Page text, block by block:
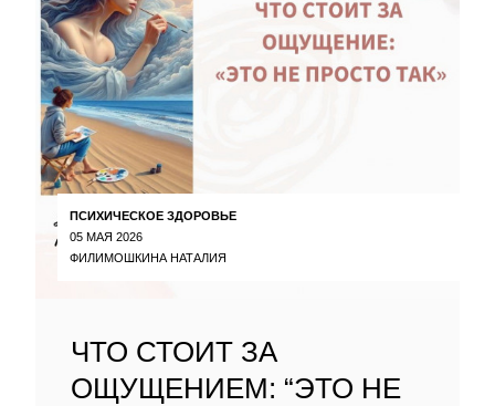
ПСИХИЧЕСКОЕ ЗДОРОВЬЕ
05 МАЯ 2026
ФИЛИМОШКИНА НАТАЛИЯ
ЧТО СТОИТ ЗА
ОЩУЩЕНИЕМ: “ЭТО НЕ